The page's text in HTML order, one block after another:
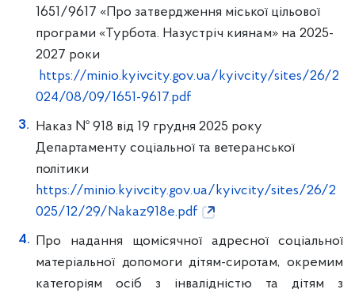
1651/9617 «Про затвердження міської цільової
програми «Турбота. Назустріч киянам» на 2025-
2027 роки
https://minio.kyivcity.gov.ua/kyivcity/sites/26/2
024/08/09/1651-9617.pdf
Наказ № 918 від 19 грудня 2025 року
Департаменту соціальної та ветеранської
політики
https://minio.kyivcity.gov.ua/kyivcity/sites/26/2
025/12/29/Nakaz918e.pdf
Про надання щомісячної адресної соціальної
матеріальної допомоги дітям-сиротам, окремим
категоріям осіб з інвалідністю та дітям з